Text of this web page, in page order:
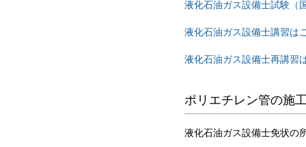
液化石油ガス設備士試験（
液化石油ガス設備士講習は
液化石油ガス設備士再講習
ポリエチレン管の施
液化石油ガス設備士免状の